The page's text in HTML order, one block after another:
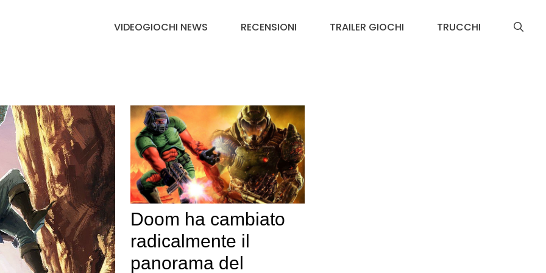
VIDEOGIOCHI NEWS RECENSIONI TRAILER GIOCHI TRUCCHI
Doom ha cambiato
radicalmente il
panorama del